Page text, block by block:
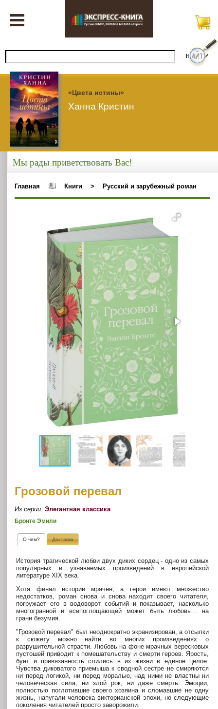
«Цвета истины»
Ханна Кристин
Мы рады приветствовать Вас!
Главная Книги > Русский и зарубежный роман
Грозовой перевал
Из серии:Элегантная классика
Бронте Эмили
О чем? Доставка
История трагической любви двух диких сердец - одно из самых
популярных и узнаваемых произведений в европейской
литературе XIX века.
Хотя финал истории мрачен, а герои имеют множество
недостатков, роман снова и снова находит своего читателя,
погружает его в водоворот событий и показывает, насколько
многогранной и всепоглощающей может быть любовь… на
грани безумия.
"Грозовой перевал" был неоднократно экранизирован, а отсылки
к сюжету можно найти во многих произведениях о
разрушительной страсти. Любовь на фоне мрачных вересковых
пустошей приводит к помешательству и смерти героев. Ярость,
бунт и привязанность слились в их жизни в единое целое.
Чувства диковатого приемыша к сводной сестре не смиряются
ни перед логикой, ни перед моралью, над ними не властны ни
человеческая сила, ни злой рок, ни даже смерть. Эмоции,
полностью поглотившие своего хозяина и сломавшие не одну
жизнь, напугали человека викторианской эпохи, но следующие
поколения читателей просто заворожили.